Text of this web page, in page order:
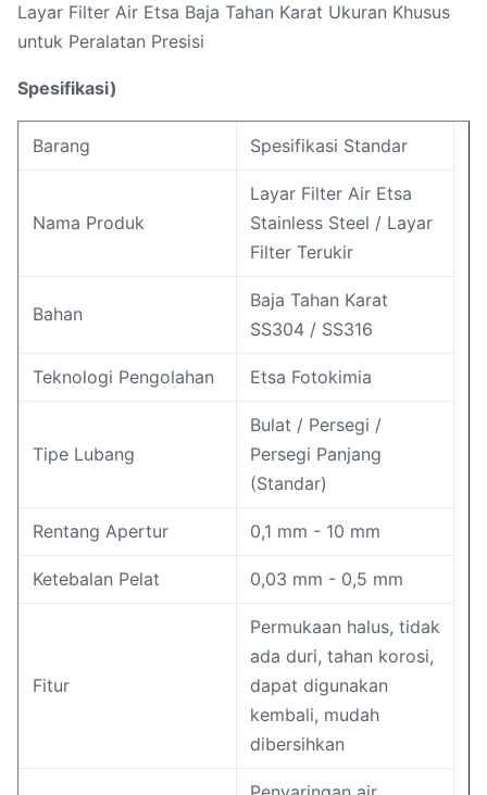
Layar Filter Air Etsa Baja Tahan Karat Ukuran Khusus
untuk Peralatan Presisi
Spesifikasi)
Barang Spesifikasi Standar
Nama Produk
Layar Filter Air Etsa
Stainless Steel / Layar
Filter Terukir
Bahan
Baja Tahan Karat
SS304 / SS316
Teknologi Pengolahan Etsa Fotokimia
Tipe Lubang
Bulat / Persegi /
Persegi Panjang
(Standar)
Rentang Apertur 0,1 mm - 10 mm
Ketebalan Pelat 0,03 mm - 0,5 mm
Fitur
Permukaan halus, tidak
ada duri, tahan korosi,
dapat digunakan
kembali, mudah
dibersihkan